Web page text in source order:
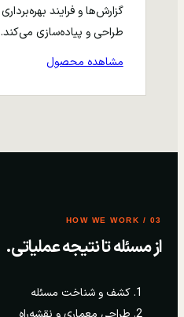
طراحی و پیاده‌سازی می‌کند.
مشاهده محصول
03 / HOW WE WORK
از مسئله تا نتیجه عملیاتی.
کشف و شناخت مسئله